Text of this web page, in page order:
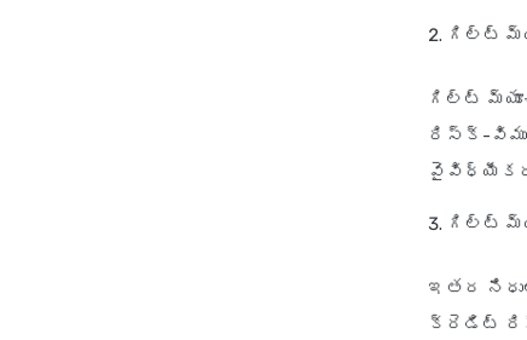
గిల్ట్
గిల్ట్
రిస్క్-
గిల్ట్
ఇతర
క్రెడిట్